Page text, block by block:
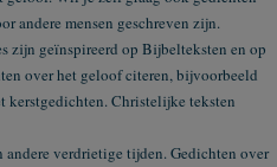
andere mensen geschreven zijn.
zijn geïnspireerd op Bijbelteksten en op
over het geloof citeren, bijvoorbeeld
kerstgedichten. Christelijke teksten
verdrietige tijden. Gedichten over